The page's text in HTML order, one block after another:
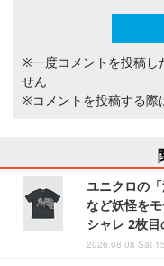
※一度コメントを投稿し
せん
※コメントを投稿する際
ユニクロの
など妖怪を
シャレ 2枚
2026.08.08 Sat